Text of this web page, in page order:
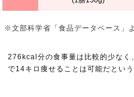
※文部科学省「食品データベース」
276kcal分の食事量は比較的少なく
で14キロ痩せることは可能だという